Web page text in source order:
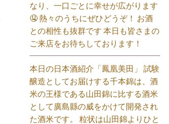
なり、一口ごとに幸せが広がります
🤤 熱々のうちにぜひどうぞ！ お酒
との相性も抜群です 本日も皆さまの
ご来店をお待ちしております！⁡
本日の日本酒紹介「鳳凰美田」 試験
醸造としてお届けする千本錦は、酒
米の王様である山田錦に比する酒米
として廣島縣の威をかけて開発され
た酒米です。 粒状は山田錦よりひと